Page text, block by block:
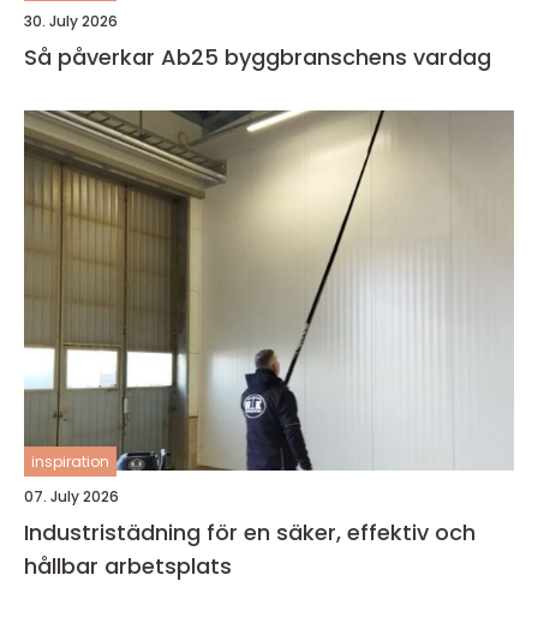
30. July 2026
Så påverkar Ab25 byggbranschens vardag
inspiration
07. July 2026
Industristädning för en säker, effektiv och
hållbar arbetsplats